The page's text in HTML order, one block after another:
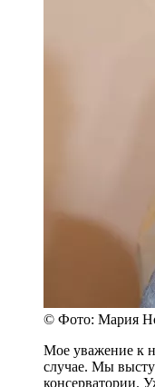
© Фото: Мария
Мое уважение к
случае. Мы
консерватории.